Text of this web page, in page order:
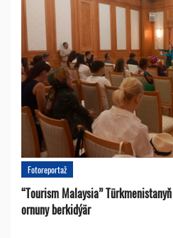
Fotoreportaž
“Tourism Malaysia”
ornuny berkidýär